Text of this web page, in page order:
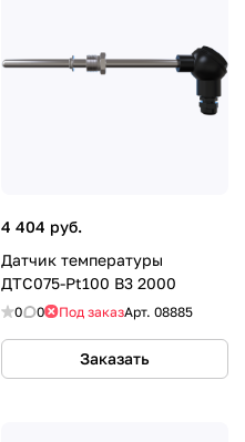
4 404 руб.
Датчик температуры
ДТС075-Pt100 В3 2000
0 0 Под заказАрт. 08885
Заказать